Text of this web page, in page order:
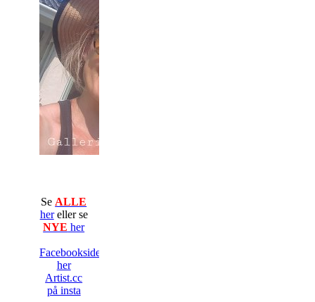
Se ALLE
hereller se
NYE her
Facebooksiden
her
Artist.cc
på insta